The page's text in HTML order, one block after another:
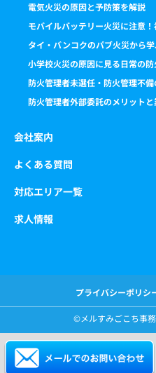
電気火災の原因と予防策を解説
モバイルバッテリー火災に注意
タイ・バンコクのパブ火災から
小学校火災の原因に見る日常の
防火管理者未選任・防火管理不
防火管理者外部委託のメリット
会社案内
よくある質問
対応エリア一覧
求人情報
プライバシーポリシ
©️メルすみごこち事